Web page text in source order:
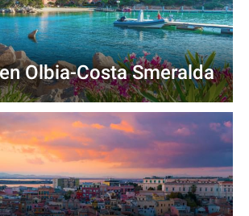
Olbia-Costa Smeralda